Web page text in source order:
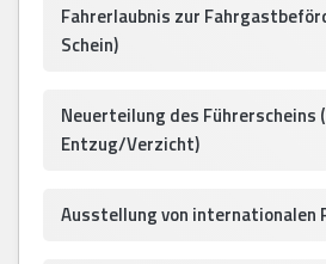
Fahrerlaubnis zur
Schein)
Neuerteilung des Führerscheins
Entzug/Verzicht)
Ausstellung von internationalen